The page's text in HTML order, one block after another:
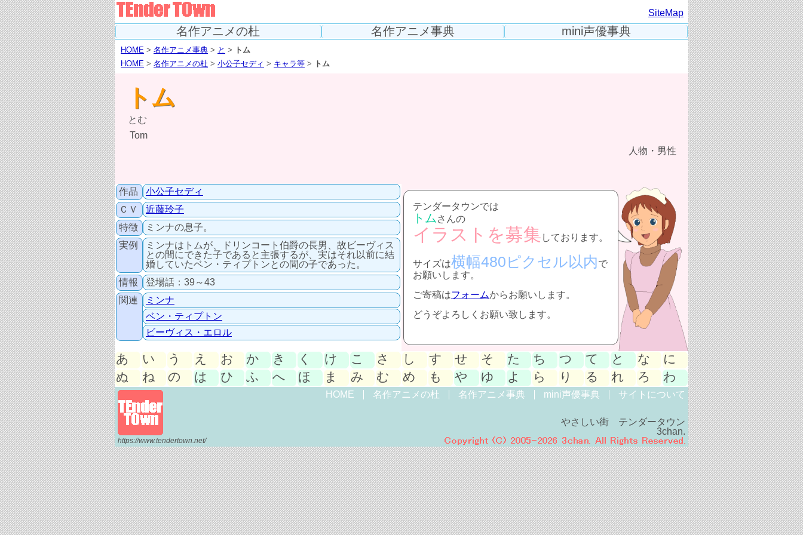
SiteMap
名作アニメの杜 名作アニメ事典 mini声優事典
HOME > 名作アニメ事典 > と >
トム
HOME > 名作アニメの杜 > 小公子セディ > キャラ等 > トム
トム
とむ
Tom
人物・男性
作品
小公子セディ
ＣＶ
近藤玲子
特徴
ミンナの息子。
実例
ミンナはトムが、ドリンコート伯爵の長男、故ビーヴィス
との間にできた子であると主張するが、実はそれ以前に結
婚していたベン・ティプトンとの間の子であった。
情報
登場話：39～43
関連
ミンナ
ベン・ティプトン
ビーヴィス・エロル
テンダータウンでは
トム さんの
イラストを募集 しております。
サイズは横幅480ピクセル以内で
お願いします。
ご寄稿はフォームからお願いします。
どうぞよろしくお願い致します。
あ い う え お か き く け こ さ し す せ そ た ち つ て と な
に
ぬ
ね の は ひ ふ へ ほ ま み む め も や ゆ よ ら り る れ ろ わ
https://www.tendertown.net/
HOME 名作アニメの杜 名作アニメ事典 mini声優事典 サイトについて
やさしい街 テンダータウン
3chan.